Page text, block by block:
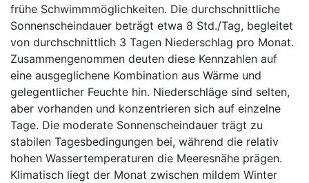
frühe Schwimmmöglichkeiten. Die durchschnittliche
Sonnenscheindauer beträgt etwa 8 Std./Tag, begleitet
von durchschnittlich 3 Tagen Niederschlag pro Monat.
Zusammengenommen deuten diese Kennzahlen auf
eine ausgeglichene Kombination aus Wärme und
gelegentlicher Feuchte hin. Niederschläge sind selten,
aber vorhanden und konzentrieren sich auf einzelne
Tage. Die moderate Sonnenscheindauer trägt zu
stabilen Tagesbedingungen bei, während die relativ
hohen Wassertemperaturen die Meeresnähe prägen.
Klimatisch liegt der Monat zwischen mildem Winter